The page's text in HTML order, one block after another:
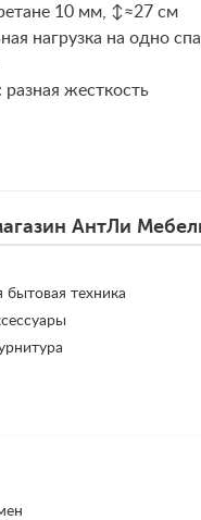
10 мм, ↕≈27 см
нагрузка на одно
жесткость
АнтЛи
бытовая техника